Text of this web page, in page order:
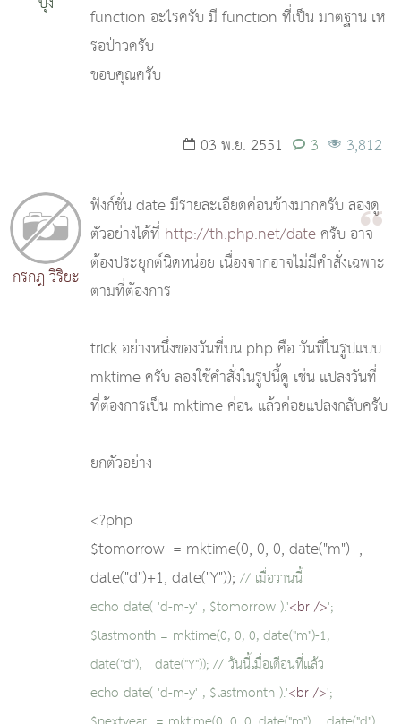
function อะไรครับ มี function ที่เป็น มาตฐาน เห
รอป่าวครับ
ขอบคุณครับ
03 พ.ย. 2551 3 3,812
กรกฎ วิริยะ
ฟังก์ชั่น date มีรายละเอียดค่อนข้างมากครับ ลองดู
ตัวอย่างได้ที่ http://th.php.net/dateครับ อาจ
ต้องประยุกต์นิดหน่อย เนื่องจากอาจไม่มีคำสั่งเฉพาะ
ตามที่ต้องการ
trick อย่างหนึ่งของวันที่บน php คือ วันที่ในรูปแบบ
mktime ครับ ลองใช้คำสั่งในรูปนี้ดู เช่น แปลงวันที่
ที่ต้องการเป็น mktime ค่อน แล้วค่อยแปลงกลับครับ
ยกตัวอย่าง
<?php
$tomorrow = mktime(0, 0, 0, date("m") ,
date("d")+1, date("Y"));// เมื่อวานนี้
echo date( 'd-m-y' , $tomorrow ).'<br />';
$lastmonth = mktime(0, 0, 0, date("m")-1,
date("d"), date("Y")); // วันนี้เมื่อเดือนที่แล้ว
echo date( 'd-m-y' , $lastmonth ).'<br />';